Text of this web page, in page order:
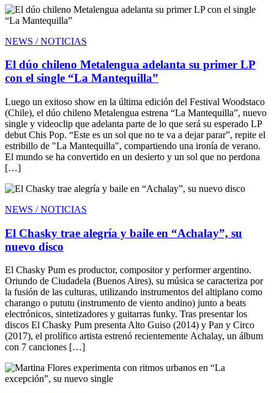
NEWS / NOTICIAS
El dúo chileno Metalengua adelanta su primer LP
con el single “La Mantequilla”
Luego un exitoso show en la última edición del Festival Woodstaco
(Chile), el dúo chileno Metalengua estrena “La Mantequilla”, nuevo
single y videoclip que adelanta parte de lo que será su esperado LP
debut Chis Pop. “Este es un sol que no te va a dejar parar”, repite el
estribillo de "La Mantequilla", compartiendo una ironía de verano.
El mundo se ha convertido en un desierto y un sol que no perdona
[…]
NEWS / NOTICIAS
El Chasky trae alegría y baile en “Achalay”, su
nuevo disco
El Chasky Pum es productor, compositor y performer argentino.
Oriundo de Ciudadela (Buenos Aires), su música se caracteriza por
la fusión de las culturas, utilizando instrumentos del altiplano como
charango o pututu (instrumento de viento andino) junto a beats
electrónicos, sintetizadores y guitarras funky. Tras presentar los
discos El Chasky Pum presenta Alto Guiso (2014) y Pan y Circo
(2017), el prolífico artista estrenó recientemente Achalay, un álbum
con 7 canciones […]